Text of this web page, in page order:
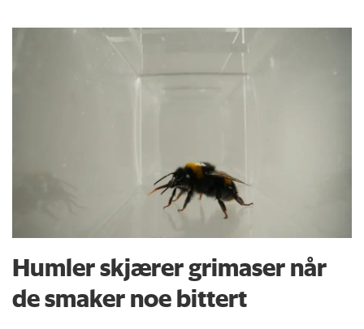
Humler skjærer grimaser når
de smaker noe bittert